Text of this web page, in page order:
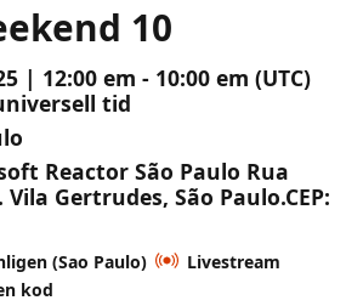
10
| 12:00 em - 10:00 em (UTC)
tid
Reactor São Paulo Rua
Vila Gertrudes, São Paulo.CEP:
(Sao Paulo)
Livestream
kod